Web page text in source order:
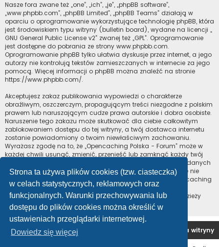
Strona ta używa plików cookies (tzw. ciasteczka)
w celach statystycznych, reklamowych oraz
funkcjonalnych. Warunki przechowywania lub
dostępu do plików cookies można określić w
ustawieniach przeglądarki internetowej.
Dowiedz się więcej
Nasze fora zwane też „one”, „ich”, „je”, „phpBB software”,
„www.phpbb.com”, „phpBB Limited”, „phpBB Teams” działają w
oparciu o oprogramowanie wykorzystujące technologię phpBB, która
jest środowiskiem typu witryny (bulletin board), wydane na licencji „
GNU General Public License v2” zwanej też „GPL”. Oprogramowanie
jest dostępne do pobrania ze strony www.phpbb.com.
Oprogramowanie phpBB tylko ułatwia dyskusje przez internet, a jego
autorzy nie kontrolują tekstów zamieszczanych w internecie za jego
pomocą. Więcej informacji o phpBB można znaleźć na stronie
https://www.phpbb.com/.
Akceptujesz zakaz publikowania wypowiedzi o charakterze
obraźliwym, oszczerczym, propagującym treści niezgodne z polskim
prawem lub naruszającym cudze prawa autorskie i dobra osobiste.
Naruszenie tego zakazu może skutkować dla ciebie całkowitym
zablokowaniem dostępu do tej witryny, a twój dostawca internetu
zostanie powiadomiony o twoim niewłaściwym zachowaniu.
Wyrażasz zgodę na to, że „Opencaching Polska - Forum” może w
każdej chwili usunąć, zmienić, przenieść lub zamknąć każdy twój
temat, post. Wyrażasz zgodę na zapisywanie wszystkich podanych
przez ciebie informacji w naszej bazie danych. Informacje te nie
będą przekazywane nikomu bez twojej zgody, ale ani „Opencaching
Polska - Forum”, ani phpBB nie ponosi odpowiedzialności za
włamania do witryny, podczas których może dojść do kradzieży
danych.
Forum OC PL Strona główna Usuń ciasteczka witryny